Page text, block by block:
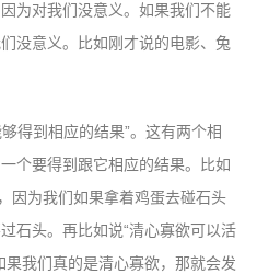
为对我们没意义。如果我们不能
没意义。比如刚才说的电影、兔
得到相应的结果”。这有两个相
个要得到跟它相应的结果。比如
因为我们如果拿着鸡蛋去碰石头
石头。再比如说“清心寡欲可以活
我们真的是清心寡欲，那就会发